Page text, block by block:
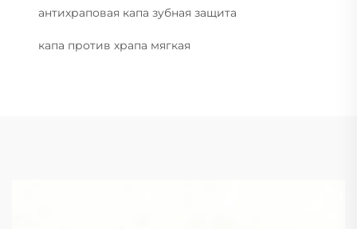
антихраповая капа зубная защита
капа против храпа мягкая